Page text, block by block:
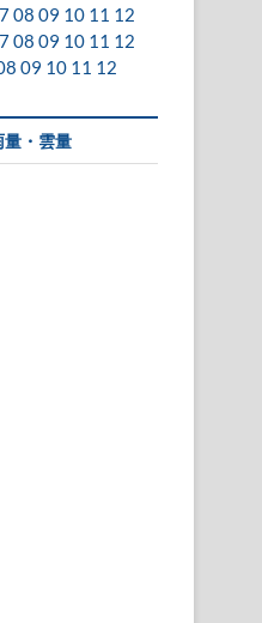
08 09 10 11 12
08 09 10 11 12
09 10 11 12
量・雲量